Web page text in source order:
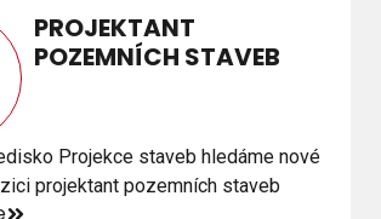
PROJEKTANT
POZEMNÍCH STAVEB
Projekce staveb hledáme nové
projektant pozemních staveb
PROJEKTANT
POZEMNÍCH STAVEB
Projekce staveb hledáme nové
projektant pozemních staveb